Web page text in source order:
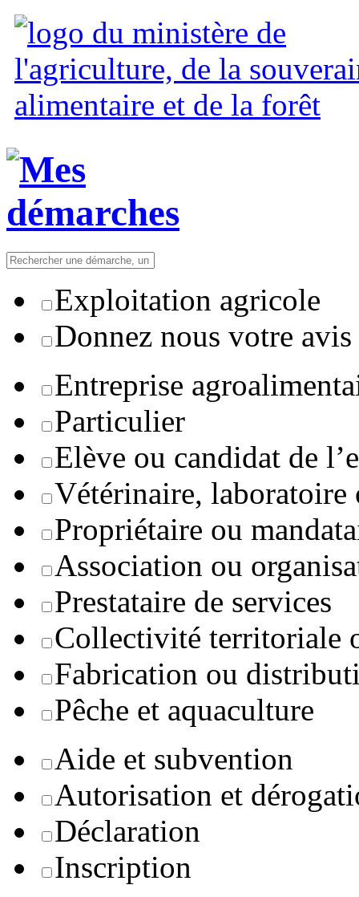
Exploitation agricole
Donnez nous votre avis
Entreprise
Particulier
Elève ou candidat de
Vétérinaire, laboratoire
Propriétaire ou
Association ou
Prestataire de services
Collectivité territoriale
Fabrication ou
Pêche et aquaculture
Aide et subvention
Autorisation et
Déclaration
Inscription